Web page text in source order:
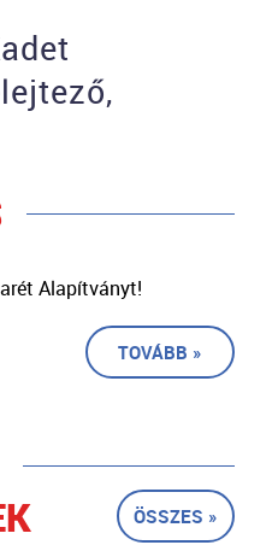
Alapítványt!
TOVÁBB »
ÖSSZES »